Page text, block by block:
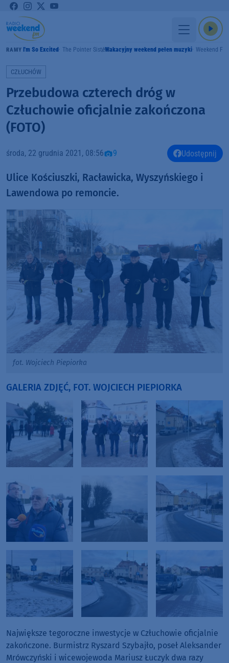
GRAMY I'm So Excited The Pointer SistersWakacyjny weekend pełen muzyki Weekend FM
CZŁUCHÓW
Przebudowa czterech dróg w
Człuchowie oficjalnie zakończona
(FOTO)
środa, 22 grudnia 2021, 08:56 9 Udostępnij
Ulice Kościuszki, Racławicka, Wyszyńskiego i
Lawendowa po remoncie.
fot. Wojciech Piepiorka
GALERIA ZDJĘĆ, FOT. WOJCIECH PIEPIORKA
Największe tegoroczne inwestycje w Człuchowie oficjalnie
zakończone. Burmistrz Ryszard Szybajło, poseł Aleksander
Mrówczyński i wicewojewoda Mariusz Łuczyk dwa razy